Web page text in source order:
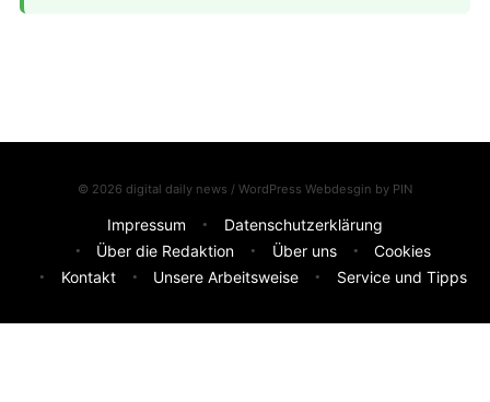
© 2026 digital daily news / WordPress Webdesgin by PIN
Impressum
Datenschutzerklärung
Über die Redaktion
Über uns
Cookies
Kontakt
Unsere Arbeitsweise Service und Tipps